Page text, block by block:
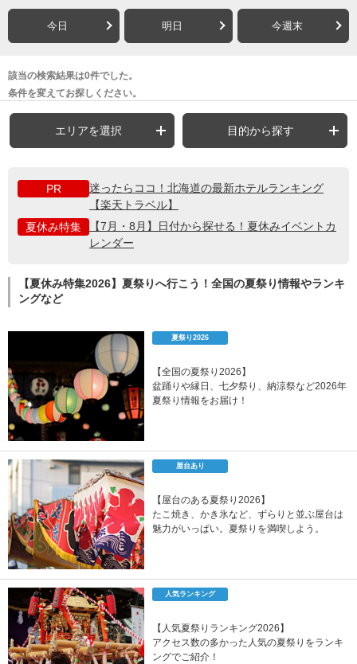
今日 明日 今週末
該当の検索結果は0件でした。
条件を変えてお探しください。
エリアを選択 目的から探す
PR
迷ったらココ！北海道の最新ホテルランキング
【楽天トラベル】
夏休み特集
【7月・8月】日付から探せる！夏休みイベントカ
レンダー
【夏休み特集2026】夏祭りへ行こう！全国の夏祭り情報やランキ
ングなど
夏祭り2026
【全国の夏祭り2026】
盆踊りや縁日、七夕祭り、納涼祭など2026年
夏祭り情報をお届け！
屋台あり
【屋台のある夏祭り2026】
たこ焼き、かき氷など、ずらりと並ぶ屋台は
魅力がいっぱい。夏祭りを満喫しよう。
人気ランキング
【人気夏祭りランキング2026】
アクセス数の多かった人気の夏祭りをランキ
ングでご紹介！